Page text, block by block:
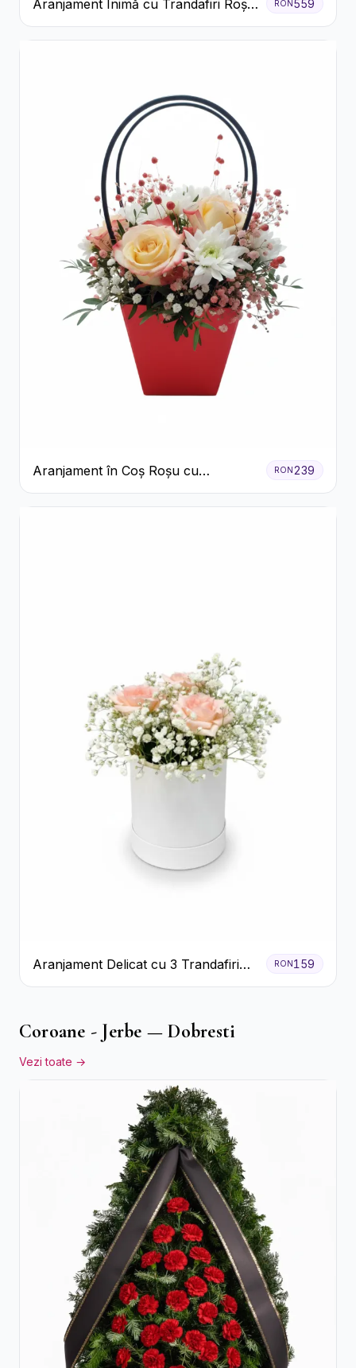
Aranjament Inimă cu Trandafiri Roșii
și Ciocolată Ferrero Rocher
RON 559
Aranjament în Coș Roșu cu
Trandafiri și Crizanteme Albe
RON 239
Aranjament Delicat cu 3 Trandafiri
Roz în Cutie Albă
RON 159
Coroane - Jerbe — Dobresti
Vezi toate →